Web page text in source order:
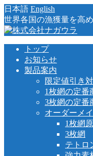
日本語 English
世界各国の漁獲量を高
トップ
お知らせ
製品案内
限定値引き
1枚網の定番
3枚網の定番
オーダーメ
1枚網
3枚網
テトロ